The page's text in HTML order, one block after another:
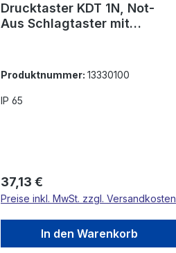
Drucktaster KDT 1N, Not-
Aus Schlagtaster mit
Produktnummer: 13330100
IP 65
Regulärer Preis:
37,13 €
Preise inkl. MwSt. zzgl. Versandkosten
In den Warenkorb